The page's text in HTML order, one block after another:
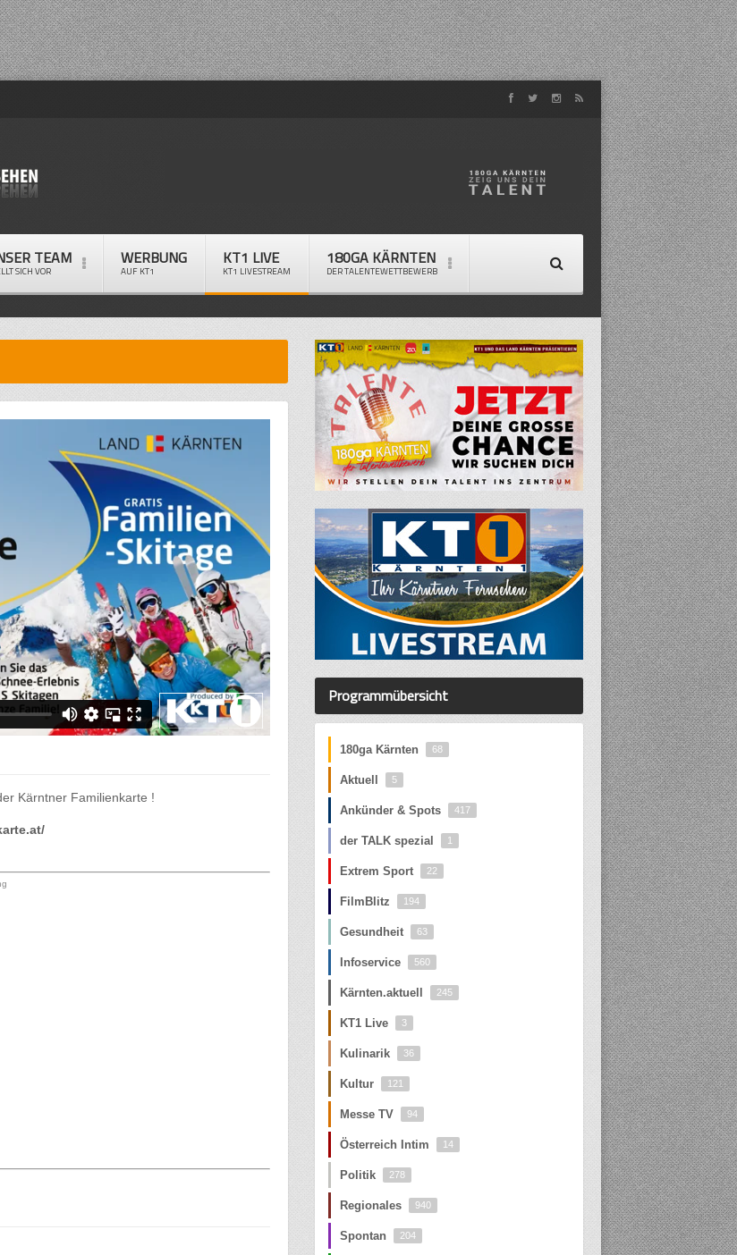
TEAM
SICH VOR
WERBUNG
AUF KT1
KT1 LIVE
KT1 LIVESTREAM
180GA KÄRNTEN
DER TALENTEWETTBEWERB
Kärntner Familienkarte !
Programmübersicht
180ga Kärnten 68
Aktuell 5
Ankünder & Spots 417
der TALK spezial 1
Extrem Sport 22
FilmBlitz 194
Gesundheit 63
Infoservice 560
Kärnten.aktuell 245
KT1 Live 3
Kulinarik 36
Kultur 121
Messe TV 94
Österreich Intim 14
Politik 278
Regionales 940
Spontan 204